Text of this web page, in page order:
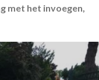
met het invoegen,